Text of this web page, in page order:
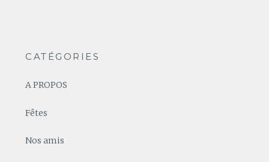
CATÉGORIES
A PROPOS
Fêtes
Nos amis